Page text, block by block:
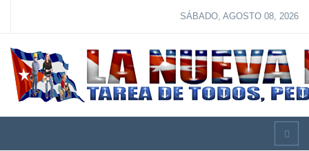
SÁBADO, AGOSTO 08, 2026